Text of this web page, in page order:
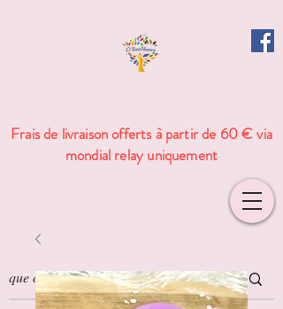
Frais de livraison offerts à partir de 60 € via
mondial relay uniquement